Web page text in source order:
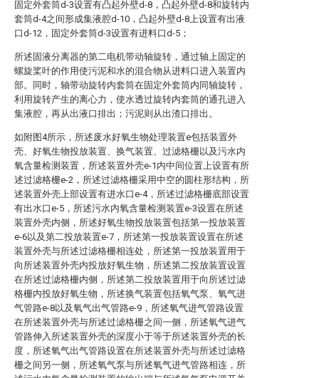
固定外套筒d-3设置有凸起外壁d-8，凸起外壁d-8和旋转内
套筒d-4之间形成集液腔d-10，凸起外壁d-8上设置有出液
口d-12，固定外套筒d-3设置有进料口d-5；
所述固液分离器的第二电机带动轴旋转，通过轴上固定的
螺旋桨叶的作用使污泥和水的混合物从进料口进入装置内
部。同时，轴带动旋转内套筒在固定外套筒内同轴旋转，
利用旋转产生的离心力，使水透过旋转内套筒的通孔进入
集液腔，再从出液口排出；污泥则从出渣口排出。
如附图4所示，所述废水好氧生物处理装置e包括装置外
壳、好氧生物投放装置、换气装置、过滤格栅以及污水内
氧含量检测装置，所述装置外壳e-1内中间位置上设置有所
述过滤格栅e-2，所述过滤格栅采用中空的圆柱形结构，所
述装置外壳上部设置有进水口e-4，所述过滤格栅底部设置
有出水口e-5，所述污水内氧含量检测装置e-3设置在所述
装置外壳内侧，所述好氧生物投放装置包括第一投放装置
e-6以及第二投放装置e-7，所述第一投放装置设置在所述
装置外壳与所述过滤格栅相连处，所述第一投放装置用于
向所述装置外壳内投放好氧生物，所述第二投放装置设置
在所述过滤格栅内侧，所述第二投放装置用于向所述过滤
格栅内投放好氧生物，所述换气装置包括氧气泵、氧气进
气管路e-8以及氧气出气管路e-9，所述氧气进气管路设置
在所述装置外壳与所述过滤格栅之间一侧，所述氧气进气
管路伸入所述装置外壳的深度小于等于所述装置外壳的长
度，所述氧气出气管路设置在所述装置外壳与所述过滤格
栅之间另一侧，所述氧气泵与所述氧气进气管路相连，所